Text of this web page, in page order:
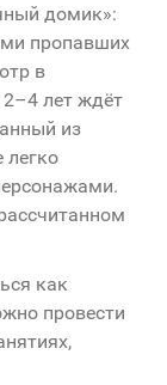
домик»:
пропавших
в
лет ждёт
из
легко
как
провести